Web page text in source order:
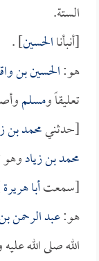
الستة.
[أنبأناالحسين] .
هو:الحسين بن
تعليقاً ومسلم
[حدثنيمحمد بن
محمد بن زياد
[سمعتأبا هريرة
هو:عبد
الله صلى الله